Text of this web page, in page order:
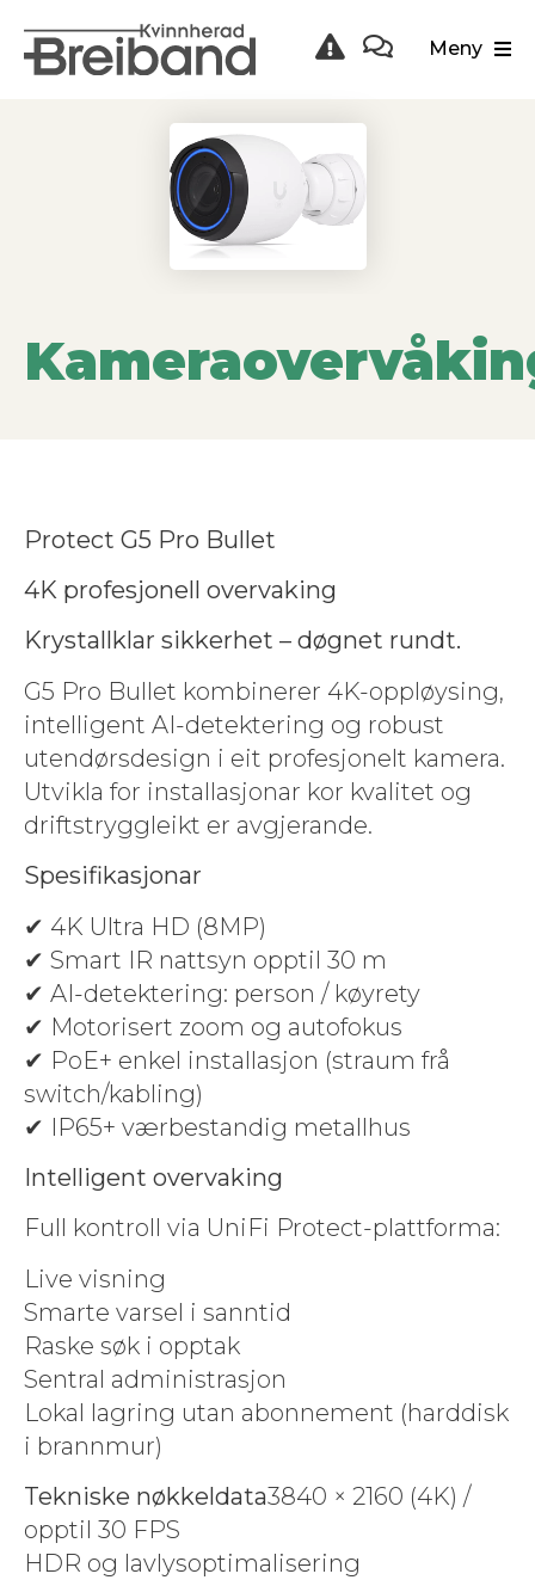
Meny
Pro­tect G5 Pro Bullet
4K pro­fesjonell overvaking
Krys­tal­lk­lar sikker­het – døgnet rundt.
G5 Pro Bul­let kom­biner­er 4K-oppløys­ing,
intel­li­gent AI-detek­ter­ing og robust
utendørs­de­sign i eit pro­fesjonelt kam­era.
Utvikla for instal­lasjonar kor kvalitet og
driftstryg­gleikt er avgjerande.
Spe­si­fikasjonar
✔ 4K Ultra HD (8MP)
✔ Smart IR nattsyn opp­til 30 m
✔ AI-detek­ter­ing: per­son / køyre­ty
✔ Motoris­ert zoom og aut­o­fokus
✔ PoE+ enkel instal­lasjon (straum frå
switch/kabling)
✔ IP65+ værbe­standig metallhus
Intel­li­gent overvaking
Full kon­troll via UniFi Protect-plattforma:
Live vis­ning
Smarte varsel i san­ntid
Raske søk i opp­tak
Sen­tral admin­is­trasjon
Lokal lagring utan abon­nement (hard­disk
i brannmur)
Tekniske nøkkel­da­ta3840 × 2160 (4K) /
opp­til 30 FPS
HDR og lavlysop­ti­malis­er­ing